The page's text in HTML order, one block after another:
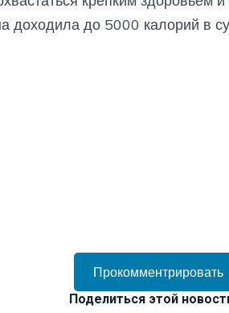
доходила до 5000 калорий в
Прокомментрировать
Поделиться этой